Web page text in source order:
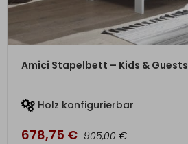
ZUM PRODUKT
Amici Stapelbett – Kids & Guests
Holz konfigurierbar
678,75 € 905,00€